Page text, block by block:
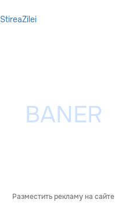
StireaZilei
Разместить рекламу на сайте